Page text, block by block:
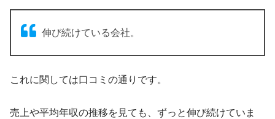
伸び続けている会社。
これに関しては口コミの通りです。
売上や平均年収の推移を見ても、ずっと伸び続けていま